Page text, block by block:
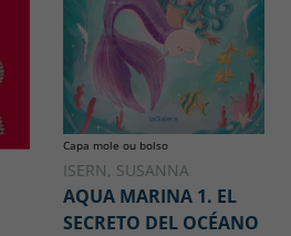
Capa mole ou bolso
ISERN, SUSANNA
AQUA MARINA 1. EL
SECRETO DEL OCÉANO